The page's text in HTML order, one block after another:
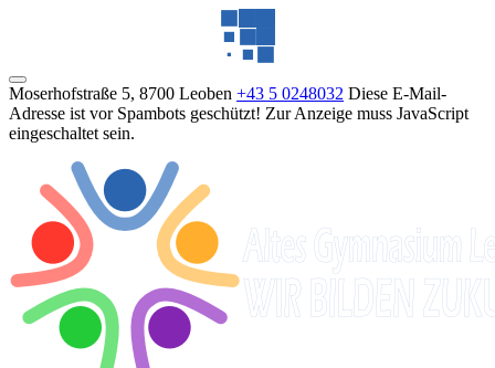
Moserhofstraße 5, 8700 Leoben +43 5 0248032 Diese E-Mail-
Adresse ist vor Spambots geschützt! Zur Anzeige muss JavaScript
eingeschaltet sein.